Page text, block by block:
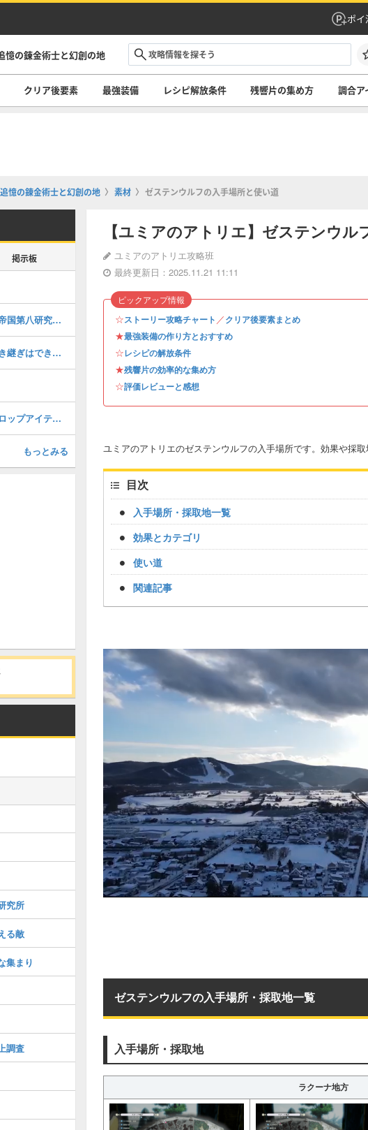
ポイ
憶の錬金術士と幻創の地
クリア後要素 最強装備 レシピ解放条件 残響片の集め方 調合ア
憶の錬金術士と幻創の地 素材 ゼステンウルフの入手場所と使い道
【ユミアのアトリエ】ゼステンウル
ユミアのアトリエ攻略班
最終更新日：2025.11.21 11:11
☆ストーリー攻略チャート ／クリア後要素まとめ
★最強装備の作り方とおすすめ
☆レシピの解放条件
★残響片の効率的な集め方
☆評価レビューと感想
ピックアップ情報
ユミアのアトリエのゼステンウルフの入手場所です。効果や採
目次
入手場所・採取地一覧
効果とカテゴリ
使い道
関連記事
ゼステンウルフの入手場所・採取地一覧
入手場所・採取地
ラクーナ地方
掲示板
リグナス地方の開拓から帝国第八研究所の攻略｜チャート2
体験版でできること・引き継ぎはできる？
アドミラブルギルスのドロップアイテムと出現場所
もっとみる
究所
る敵
集まり
調査